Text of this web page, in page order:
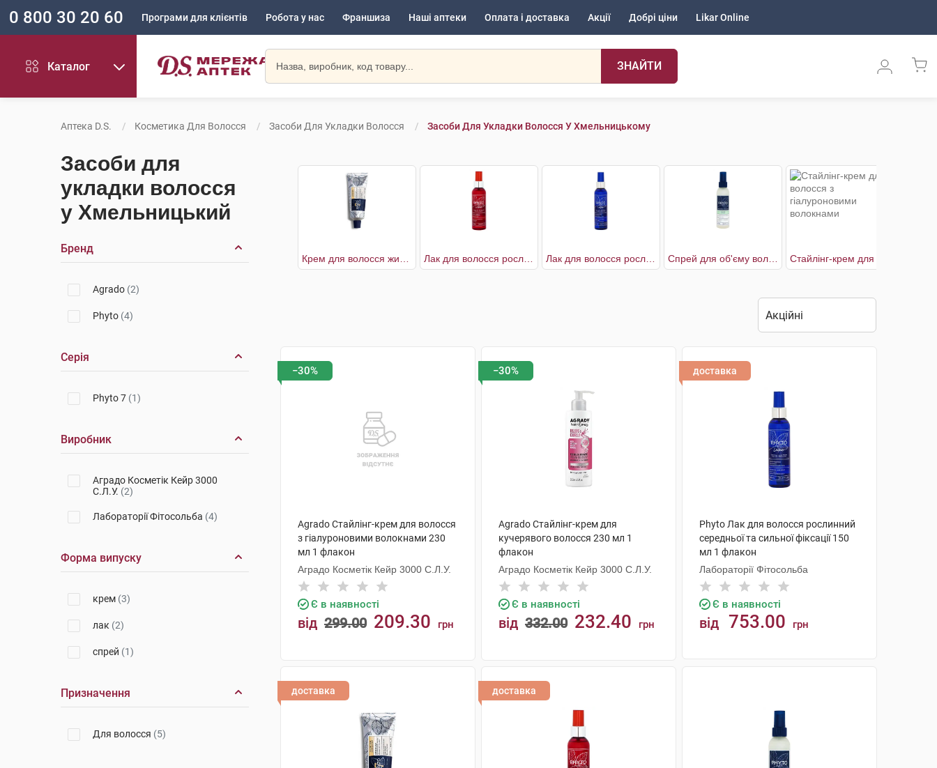
0 800 30 20 60 Програми для клієнтів Робота у нас Франшиза Наші аптеки Оплата і доставка Акції Добрі ціни Likar Online
Каталог ЗНАЙТИ
Аптека D.S. Косметика Для Волосся Засоби Для Укладки Волосся Засоби Для Укладки Волосся У Хмельницькому
Засоби для
укладки волосся
у Хмельницький
Бренд
Agrado (2)
Phyto (4)
Серія
Phyto 7 (1)
Виробник
Аградо Косметік Кейр 3000
С.Л.У. (2)
Лабораторії Фітосольба (4)
Форма випуску
крем (3)
лак (2)
спрей (1)
Призначення
Для волосся (5)
−30%
Agrado Стайлінг-крем для волосся
з гіалуроновими волокнами 230
мл 1 флакон
Аградо Косметік Кейр 3000 С.Л.У.
Є в наявності
від 299.00 209.30 грн
−30%
Agrado Стайлінг-крем для
кучерявого волосся 230 мл 1
флакон
Аградо Косметік Кейр 3000 С.Л.У.
Є в наявності
від 332.00 232.40 грн
доставка
Phyto Лак для волосся рослинний
середньої та сильної фіксації 150
мл 1 флакон
Лабораторії Фітосольба
Є в наявності
від 753.00 грн
доставка доставка